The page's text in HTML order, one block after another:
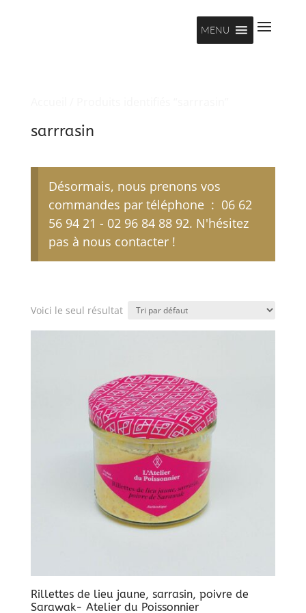
MENU
sarrrasin
Désormais, nous prenons vos
commandes par téléphone : 06 62
56 94 21 - 02 96 84 88 92. N'hésitez
pas à nous contacter !
Voici le seul résultat
Rillettes de lieu jaune, sarrasin, poivre de
Sarawak- Atelier du Poissonnier